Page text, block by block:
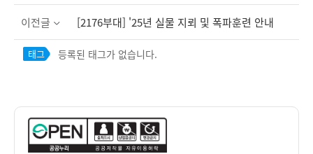
이전글 [2176부대] '25년 실물 지뢰 및 폭파훈련 안내
태그 등록된 태그가 없습니다.